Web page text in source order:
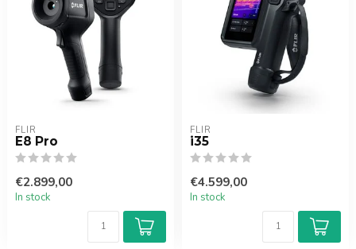
FLIR
E8 Pro
€2.899,00
In stock
FLIR
i35
€4.599,00
In stock